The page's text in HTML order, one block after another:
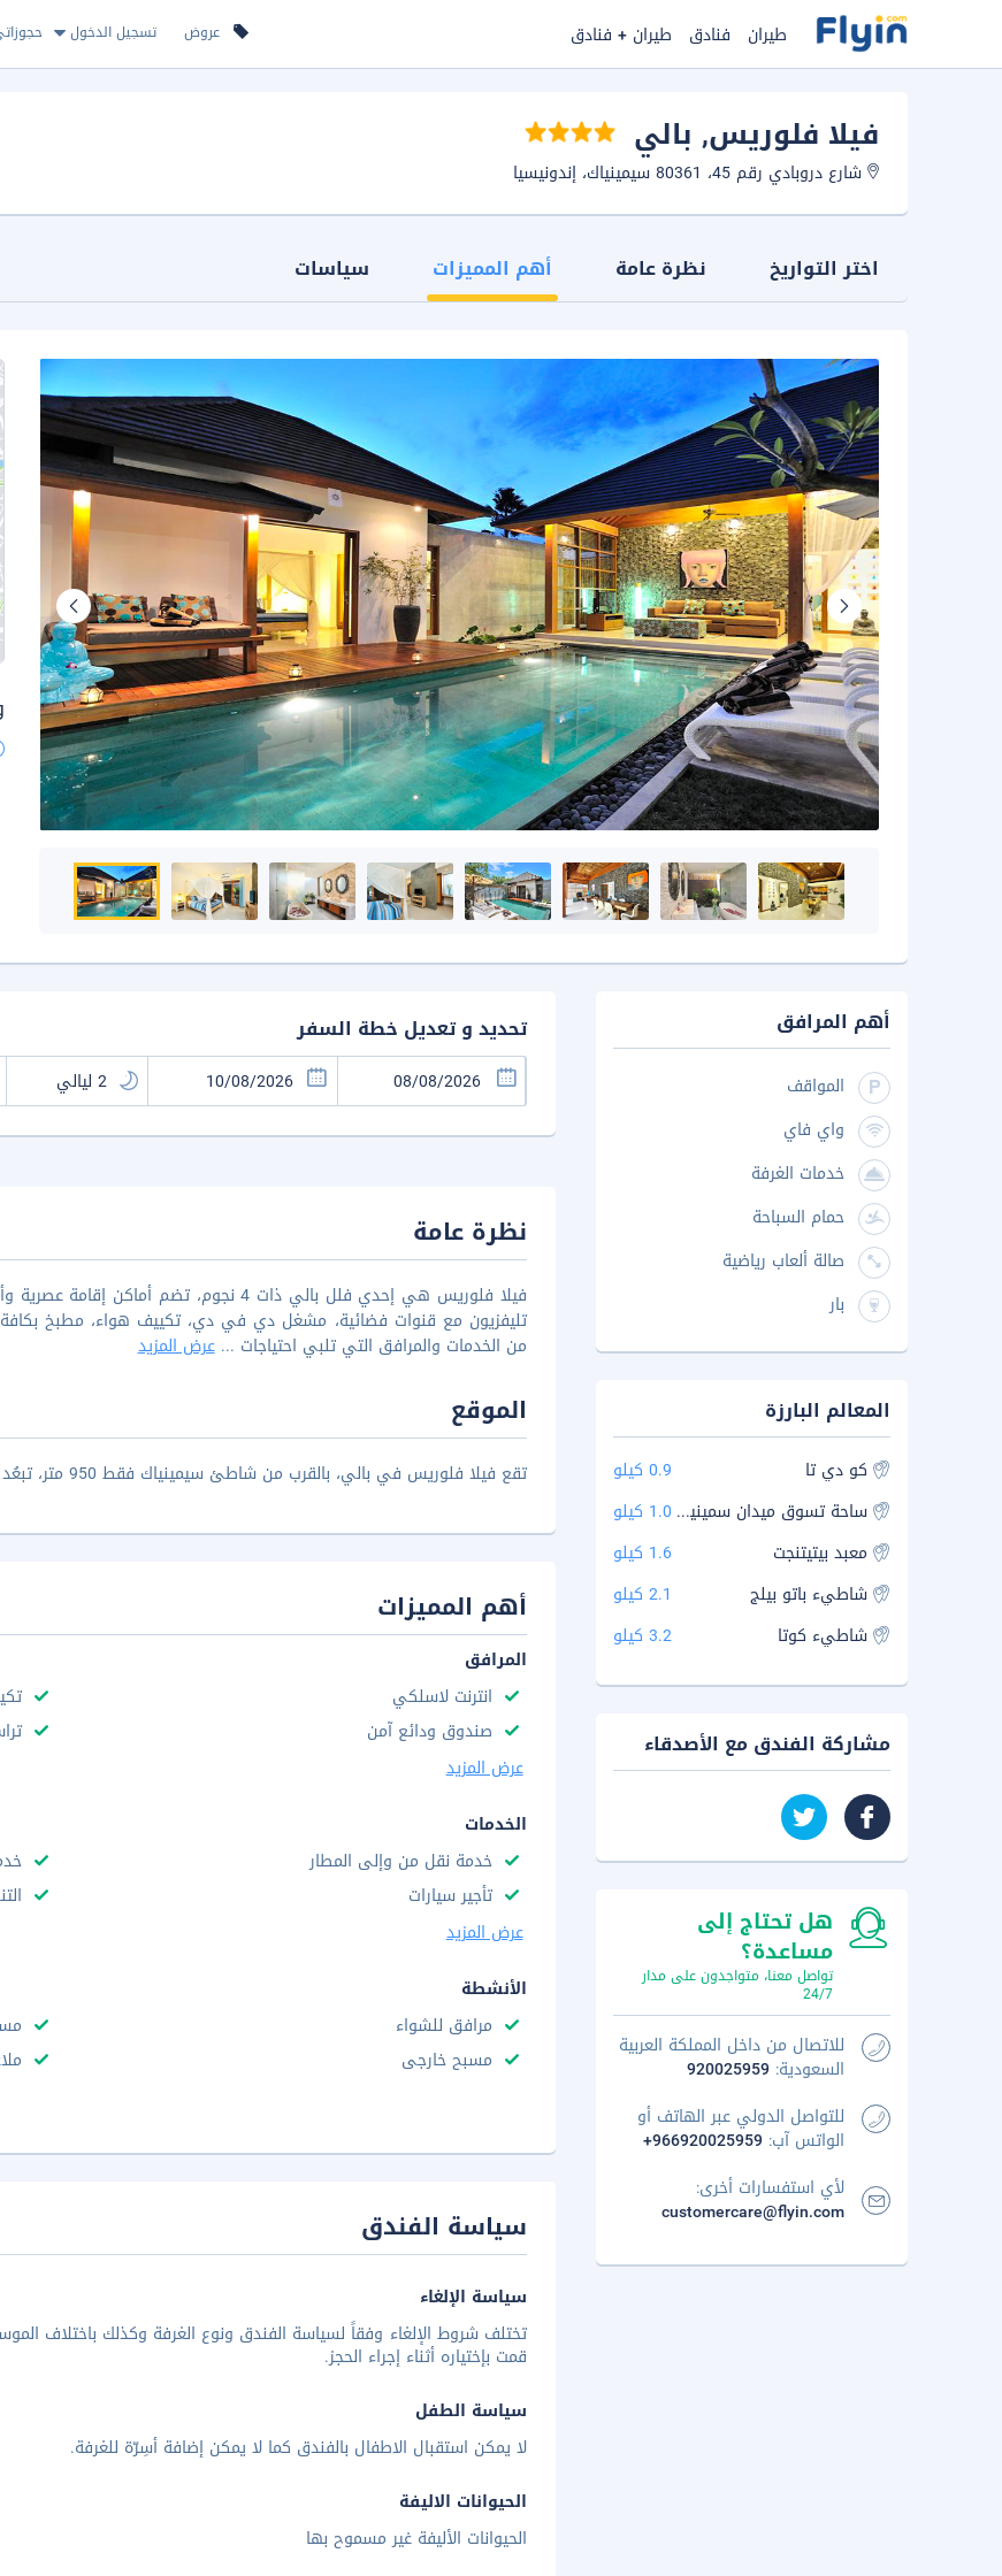
عروض تسجيل الدخول طيران فنادق طيران + فنادق
فيلا فلوريس, بالي
شارع دروبادي رقم 45، 80361 سيمينياك، إندونيسيا
اختر التواريخ نظرة عامة أهم المميزات سياسات
تحديد و تعديل خطة السفر
نظرة عامة
فيلا فلوريس هي إحدي فلل بالي ذات 4 نجوم،
تليفزيون مع قنوات فضائية، مشغل دي في دي، تكييف هواء، مطبخ بكافة
من الخدمات والمرافق التي تلبي احتياجات ...عرض المزيد
الموقع
تقع فيلا فلوريس في بالي، بالقرب من شاطئ سيمينياك فقط 950 متر، تبعُد الفيلا عن مطار نجوراه راي الدولي 11.9 كم.
أهم المميزات
المرافق
انترنت لاسلكي
صندوق ودائع آمن
عرض المزيد
الخدمات
خدمة نقل من وإلى المطار
تأجير سيارات
عرض المزيد
الأنشطة
مرافق للشواء
مسبح خارجى
سياسة الفندق
سياسة الإلغاء
تختلف شروط الإلغاء وفقاً لسياسة الفندق ونوع الغرفة وكذلك باختلاف
قمت بإختياره أثناء إجراء الحجز.
سياسة الطفل
لا يمكن استقبال الاطفال بالفندق كما لا يمكن إضافة أسِرّة للغرفة.
الحيوانات الاليفة
الحيوانات الأليفة غير مسموح بها
أهم المرافق
المواقف
واي فاي
خدمات الغرفة
حمام السباحة
صالة ألعاب رياضية
بار
المعالم البارزة
كو دي تا
0.9 كيلو
ساحة تسوق ميدان سمينياك 1.0 كيلو
معبد بيتيتنجت
1.6 كيلو
شاطيء باتو بيلج
2.1 كيلو
شاطيء كوتا
3.2 كيلو
مشاركة الفندق مع الأصدقاء
هل تحتاج إلى
مساعدة؟
تواصل معنا، متواجدون على مدار
24/7
للاتصال من داخل المملكة العربية
السعودية: 920025959
للتواصل الدولي عبر الهاتف أو
الواتس آب: +966920025959
لأي استفسارات أخرى:
customercare@flyin.com